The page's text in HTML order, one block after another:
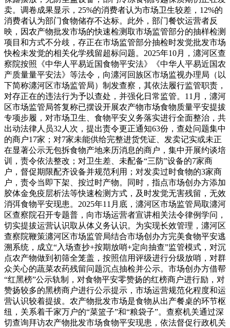
卖。调卷成果显示，25%的消费者认为市场卫生较差，12%的
消费者认为部门食物储存不达标。此外，部门餐饮运营者反
映，因农产物批发市场的快速检测取市场监管部分的抽样检测
项目和方式不分歧，存正在市场监管部分抽检时发觉批发市场
快检未发觉的相关化学残留超标问题。2025年10月，瀍河区查
察院按照《中华人平易近国食物平安法》《中华人平易近国农
产质量量平安法》等法令，向瀍河回族区市场监视办理局（以
下简称瀍河区市场监管局）制发查察，其依法履行监管职责，
对存正在的违法行为予以查处，并强化日常监管。11月，瀍河
区市场监管局答复称已摆设开展农产物市场食物质量平安提拔
专项步履，对市场卫生、食物平安义务落实进行全面整治，共
出动法律人员32人次，提出责令更正通知63份，查处问题集中
的商户17家；对7家未能供给完整进货凭证、发卖记实或未正
在显著公示无包拆食物产地来历消息的商户，集中开展约谈培
训，责令依法整改；对卫生差、未配备“三防”设备的7家商
户，督促期限配齐设备并规范利用；对发卖过时食物的3家商
户，责令当即下架、按过时产物。同时，指点市场创办方添加
胶体金免疫层析法等快速检测方式，及时发觉无害残留，无效
消弭食物平安现患。2025年11月底，瀍河区市场监管局取瀍河
区查察院召开专题普，向市场运营者宣讲相关法令律例学问，
切实提拔运营认识取从体义务认识。为实现长效管理，瀍河区
查察院鞭策瀍河区市场监管局结合市场创办方完美食物平安逃
溯系统，成立“入场查抄+按期放哨+定向抽查”监管模式，对沉
点农产物做到初筛全笼盖，按照信用评级进行分级放哨，对群
众关心的蔬菜农药残留问题沉点抽检并公示。市场创办方借帮
“红黑榜”公示轨制，对食物平安零赞扬的红榜商户进行励，对
赞扬较多的黑榜商户进行公示提示，市场运营规范化程度和运
营认识较着提拔。农产物批发市场是食物从出产餐桌的环节枢
纽，关系着千家万户的“菜篮子”和“粮袋子”。查察机关通过深
切查询拜访农产物批发市场食物平安现患，依法督促行政机关